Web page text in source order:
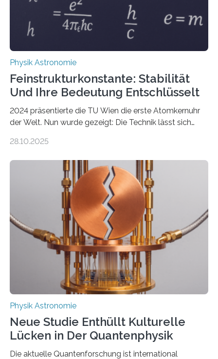
Physik Astronomie
Feinstrukturkonstante: Stabilität
Und Ihre Bedeutung Entschlüsselt
2024 präsentierte die TU Wien die erste Atomkernuhr
der Welt. Nun wurde gezeigt: Die Technik lässt sich
fundamentalen Physik nachzugehen. Thorium-
Messungen verwenden. Das hatte man jahrzehntelang
vermutet, weltweit war nach den passenden
Atomkern-Zuständen gesucht worden, 2024 gelang
einem Team der TU Wien mit Unterstützung
internationaler Partner der entscheidende Durchbruch:
Der lange diskutierte Thorium-Kernübergang wurde
gefunden. Kurz darauf konnte man zeigen, dass sich
Thorium tatsächlich nutzen lässt, um hochpräzise…
28.10.2025
Physik Astronomie
Neue Studie Enthüllt Kulturelle
Lücken in Der Quantenphysik
Die aktuelle Quantenforschung ist international